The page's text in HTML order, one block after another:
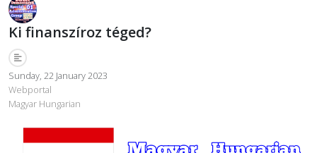
Ki finanszíroz téged?
Sunday, 22 January 2023
Webportal
Magyar Hungarian